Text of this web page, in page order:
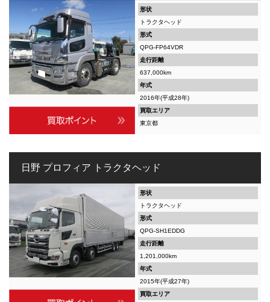
形状
トラクタヘッド
形式
QPG-FP64VDR
走行距離
637,000km
年式
2016年(平成28年)
買取エリア
東京都
日野 プロフィア トラクタヘッド
形状
トラクタヘッド
形式
QPG-SH1EDDG
走行距離
1,201,000km
年式
2015年(平成27年)
買取エリア